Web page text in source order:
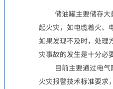
储油罐主要储存大
起火灾，如电缆着火、
如果发现不及时，处理
灾事故的发生是十分必
目前主要通过电气
火灾报警技术标准要求